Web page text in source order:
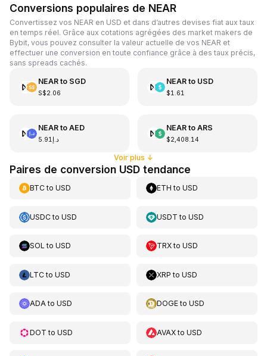
Conversions populaires de NEAR
Convertissez vos NEAR en USD et dans d’autres devises fiat aux taux
en temps réel. Grâce aux cotations agrégées des market makers de
Bybit, vous pouvez consulter la valeur actuelle de vos NEAR et
effectuer une conversion en toute confiance grâce à des taux précis,
sans spreads cachés.
NEARto SGD
S$2.06
NEARto USD
$1.61
NEARto AED
د.إ5.91
NEARto ARS
$2,408.14
Voir plus ↓
Paires de conversion USD tendance
BTCto USD ETH toUSD
USDCto USD USDT toUSD
SOL to USD TRXtoUSD
LTCto USD XRP toUSD
ADAto USD DOGEtoUSD
DOT to USD AVAXtoUSD